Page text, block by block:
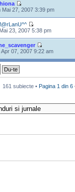
Mai 27, 2007 3:39 pm
23, 2007 5:38 pm
Apr 07, 2007 9:22 am
161 subiecte • Pagina 1 din 6